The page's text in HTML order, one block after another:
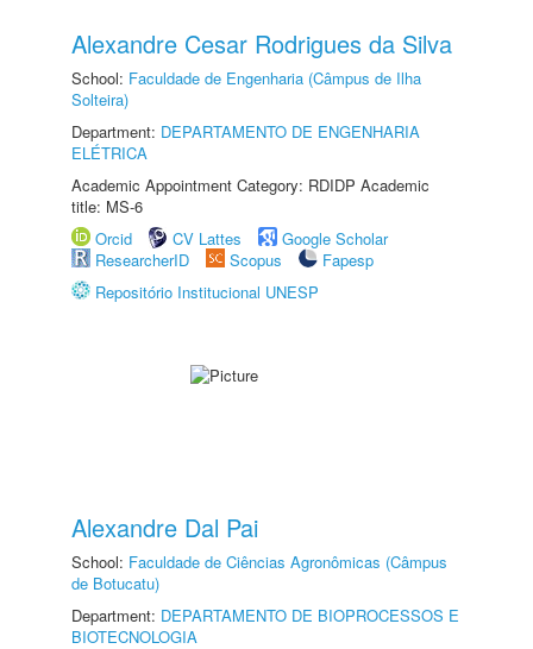
Alexandre Cesar Rodrigues da Silva
School: Faculdade de Engenharia (Câmpus de Ilha
Solteira)
Department: DEPARTAMENTO DE ENGENHARIA
ELÉTRICA
Academic Appointment Category: RDIDP Academic
title: MS-6
Orcid
CV Lattes
Google Scholar
ResearcherID
Scopus
Fapesp
Repositório Institucional UNESP
Alexandre Dal Pai
School: Faculdade de Ciências Agronômicas (Câmpus
de Botucatu)
Department: DEPARTAMENTO DE BIOPROCESSOS E
BIOTECNOLOGIA